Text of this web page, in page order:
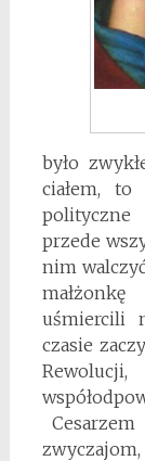
było
ciałem, to
polityczne
przede
nim
uśmiercili
czasie
zwyczajom,